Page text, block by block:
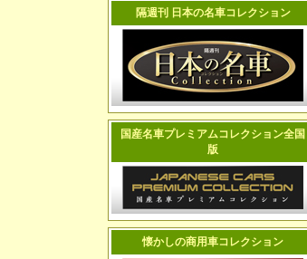
隔週刊 日本の名車コレクション
国産名車プレミアムコレクション全国
版
懐かしの商用車コレクション